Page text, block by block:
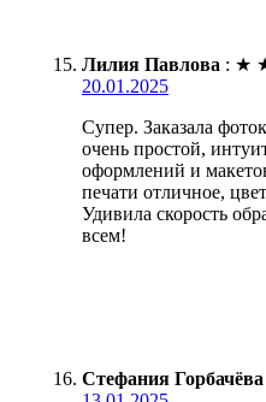
Лилия Павлова : ★
20.01.2025
Супер. Заказала
очень простой,
оформлений и
печати отличное,
Удивила скорость
всем!
Стефания Горбачёва